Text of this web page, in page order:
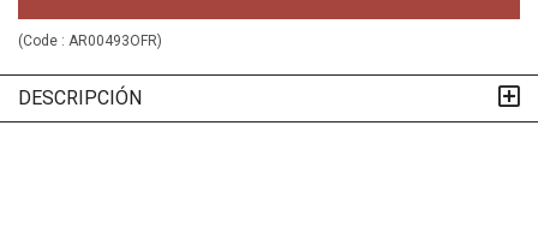
(Code : AR00493OFR)
DESCRIPCIÓN